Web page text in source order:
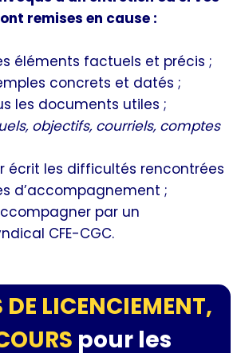
remises en cause :
éléments factuels et précis ;
concrets et datés ;
les documents utiles ;
objectifs, courriels, comptes
écrit les difficultés rencontrées
d’accompagnement ;
par un
CFE-CGC.
DE LICENCIEMENT,
pour les